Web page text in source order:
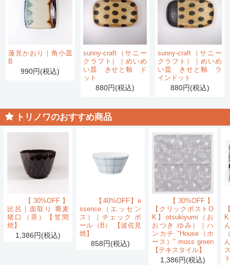
蓮見かおり｜角小皿
B
990円(税込)
sunny-craft（サニー
クラフト）｜めいめ
い皿 きせと釉 ド
ット
880円(税込)
sunny-craft（サニー
クラフト）｜めいめ
い皿 きせと釉 ラ
インドット
880円(税込)
トリノワのおすすめ商品
【30%OFF】
比呂｜面取り 蕎麦
猪口（茶）【笠間
焼】
1,386円(税込)
【40%OFF】e
ssence（エッセン
ス）｜チェック ボ
ール（B） 【波佐見
焼】
858円(税込)
【30%OFF】
【クリックポストO
K】otsukiyumi（お
おつき ゆみ）｜ハ
ンカチ "House（ホ
ース）" moss green
【テキスタイル】
1,386円(税込)